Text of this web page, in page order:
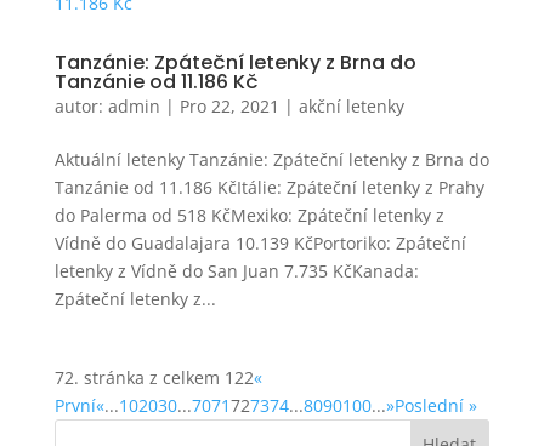
Tanzánie: Zpáteční letenky z Brna do
Tanzánie od 11.186 Kč
autor: admin | Pro 22, 2021 | akční letenky
Aktuální letenky Tanzánie: Zpáteční letenky z Brna do
Tanzánie od 11.186 KčItálie: Zpáteční letenky z Prahy
do Palerma od 518 KčMexiko: Zpáteční letenky z
Vídně do Guadalajara 10.139 KčPortoriko: Zpáteční
letenky z Vídně do San Juan 7.735 KčKanada:
Zpáteční letenky z...
72. stránka z celkem 122«
První«...102030...7071727374...8090100...»Poslední »